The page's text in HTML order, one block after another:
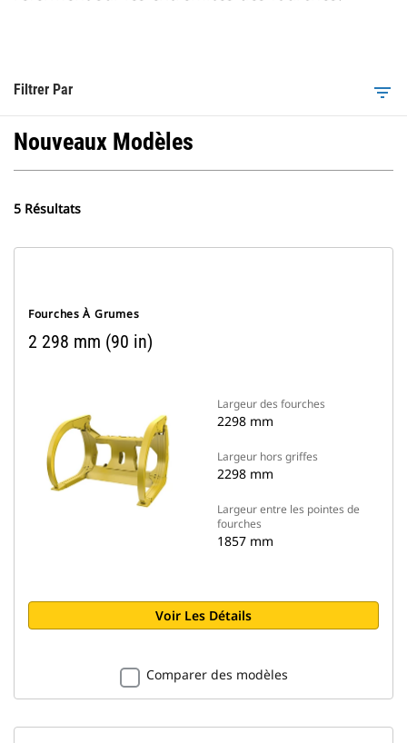
Filtrer Par filter_list
Nouveaux Modèles
5 Résultats
Fourches À Grumes
2 298 mm (90 in)
Largeur des fourches
2298 mm
Largeur hors griffes
2298 mm
Largeur entre les pointes de
fourches
1857 mm
Voir Les Détails
Comparer des modèles